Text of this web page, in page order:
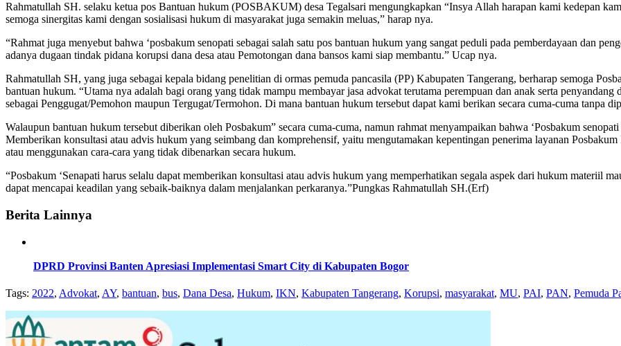
Rahmatullah SH. selaku ketua pos Bantuan hukum (POSBAKUM) desa Tegalsari mengungkapkan “Insya Allah harapan kami kedepan
semoga sinergitas kami dengan sosialisasi hukum di masyarakat juga semakin meluas,” harap nya.
“Rahmat juga menyebut bahwa ‘posbakum senopati sebagai salah satu pos bantuan hukum yang sangat peduli pada pemberdayaan dan
adanya dugaan tindak pidana korupsi dana desa atau Pemotongan dana bansos kami siap membantu.” Ucap nya.
Rahmatullah SH, yang juga sebagai kepala bidang penelitian di ormas pemuda pancasila (PP) Kabupaten Tangerang, berharap semoga
bantuan hukum. “Utama nya adalah bagi orang yang tidak mampu membayar jasa advokat terutama perempuan dan anak serta
sebagai Penggugat/Pemohon maupun Tergugat/Termohon. Di mana bantuan hukum tersebut dapat kami berikan secara cuma-cuma tanpa
Walaupun bantuan hukum tersebut diberikan oleh Posbakum” secara cuma-cuma, namun rahmat menyampaikan bahwa ‘Posbakum
Memberikan konsultasi atau advis hukum yang seimbang dan komprehensif, yaitu mengutamakan kepentingan penerima layanan
atau menggunakan cara-cara yang tidak dibenarkan secara hukum.
“Posbakum ‘Senapati harus selalu dapat memberikan konsultasi atau advis hukum yang memperhatikan segala aspek dari hukum materiil
dapat mencapai keadilan yang sebaik-baiknya dalam menjalankan perkaranya.”Pungkas Rahmatullah SH.(Erf)
Berita Lainnya
DPRD Provinsi Banten Apresiasi Implementasi Smart City di Kabupaten Bogor
Tags: 2022, Advokat, AY, bantuan, bus, Dana Desa, Hukum, IKN, Kabupaten Tangerang, Korupsi, masyarakat, MU, PAI, PAN, Pemuda